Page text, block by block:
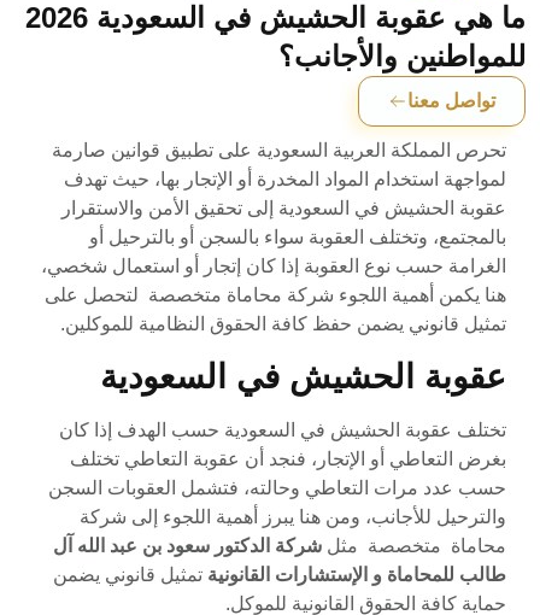
ما هي عقوبة الحشيش في السعودية 2026
للمواطنين والأجانب؟
تواصل معنا
تحرص المملكة العربية السعودية على تطبيق قوانين صارمة
لمواجهة استخدام المواد المخدرة أو الإتجار بها، حيث تهدف
عقوبة الحشيش في السعودية إلى تحقيق الأمن والاستقرار
بالمجتمع، وتختلف العقوبة سواء بالسجن أو بالترحيل أو
الغرامة حسب نوع العقوبة إذا كان إتجار أو استعمال شخصي،
هنا يكمن أهمية اللجوء شركة محاماة متخصصة لتحصل على
تمثيل قانوني يضمن حفظ كافة الحقوق النظامية للموكلين.
عقوبة الحشيش في السعودية
تختلف عقوبة الحشيش في السعودية حسب الهدف إذا كان
بغرض التعاطي أو الإتجار، فنجد أن عقوبة التعاطي تختلف
حسب عدد مرات التعاطي وحالته، فتشمل العقوبات السجن
والترحيل للأجانب، ومن هنا يبرز أهمية اللجوء إلى شركة
محاماة متخصصة مثل شركة الدكتور سعود بن عبد الله آل
طالب للمحاماة و الإستشارات القانونية تمثيل قانوني يضمن
حماية كافة الحقوق القانونية للموكل.